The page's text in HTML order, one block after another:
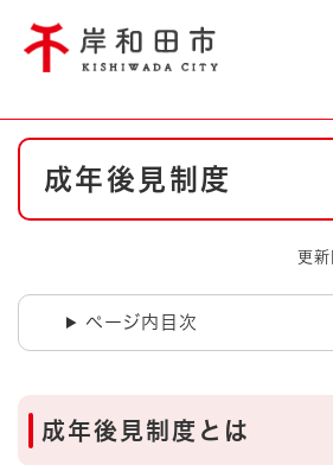
やさしい日本語
背景色変更 白 黒 青
防災・緊急情報
ハザードマップ
本
成年後見制度
更
ページ内目次
成年後見制度とは